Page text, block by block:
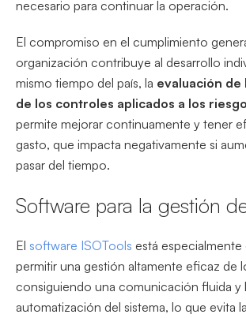
necesario para continuar la operación.
El compromiso en el cumplimiento
organización contribuye al desarrollo
mismo tiempo del país, la evaluación
de los controles aplicados a los
permite mejorar continuamente y tener
gasto, que impacta negativamente si
pasar del tiempo.
Software para la gestión
El software ISOTools está especialmente
permitir una gestión altamente eficaz de
consiguiendo una comunicación fluida y
automatización del sistema, lo que evita